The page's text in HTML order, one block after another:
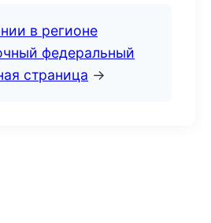
в регионе
федеральный
страница →